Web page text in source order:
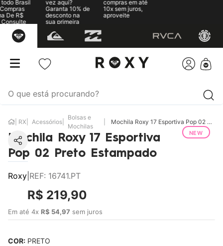
Brasil
De R$
vez aqui?
Garanta 10% de
desconto na
sua primeira
compras em até
10x sem juros,
aproveite
NEW
RX Acessórios
Bolsas e
Mochilas
Mochila Roxy 17 Esportiva Pop 02 Preto Estampado
Mochila Roxy 17 Esportiva
Pop 02 Preto Estampado
Roxy REF: 16741.PT
R$ 219,90
Em até 4x R$ 54,97 sem juros
COR: PRETO